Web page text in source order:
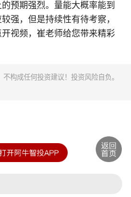
预期强烈。量能大概率能到
强，但是持续性有待考察，
视频，崔老师给您带来精彩
构成任何投资建议！投资风险自负。